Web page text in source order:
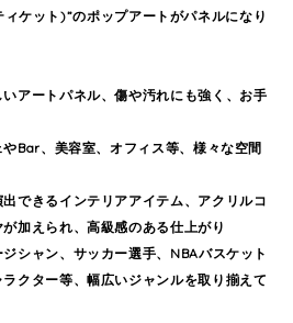
ケット)”のポップアートがパネルになり
いアートパネル、傷や汚れにも強く、お手
Bar、美容室、オフィス等、様々な空間
できるインテリアアイテム、アクリルコ
加えられ、高級感のある仕上がり
シャン、サッカー選手、NBAバスケット
クター等、幅広いジャンルを取り揃えて